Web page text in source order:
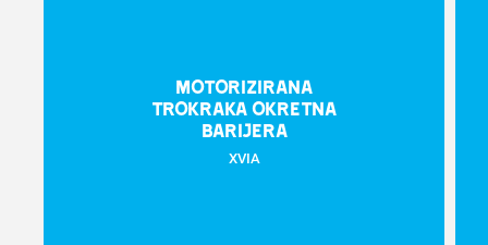
Motorizirana
trokraka okretna
barijera
XVIA